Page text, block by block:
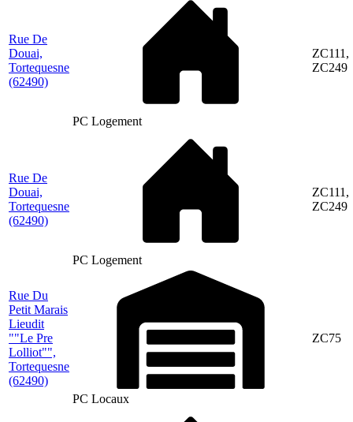
Rue De
Douai,
Tortequesne
(62490)
PC Logement
ZC111,
ZC249
Rue De
Douai,
Tortequesne
(62490)
PC Logement
ZC111,
ZC249
Rue Du
Petit Marais
Lieudit
""Le Pre
Lolliot"",
Tortequesne
(62490)
PC Locaux
ZC75